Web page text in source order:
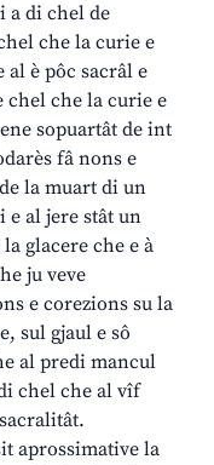
a di chel de
che la curie e
è pôc sacrâl e
chel che la curie e
sopuartât de int
fâ nons e
la muart di un
e al jere stât un
glacere che e à
ju veve
e corezions su la
sul gjaul e sô
al predi mancul
chel che al vîf
aprossimative la